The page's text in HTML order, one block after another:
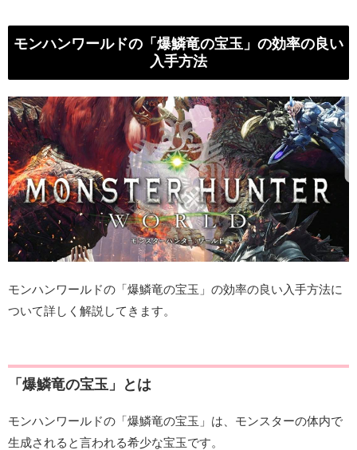
モンハンワールドの「爆鱗竜の宝玉」の効率の良い
入手方法
モンハンワールドの「爆鱗竜の宝玉」の効率の良い入手方法に
ついて詳しく解説してきます。
「爆鱗竜の宝玉」とは
モンハンワールドの「爆鱗竜の宝玉」は、モンスターの体内で
生成されると言われる希少な宝玉です。